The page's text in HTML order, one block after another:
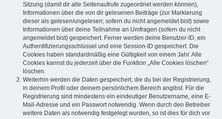
Sitzung (damit dir alle Seitenaufrufe zugeordnet werden können),
Informationen über die von dir gelesenen Beiträge (zur Markierung
dieser als gelesen/ungelesen; sofern du nicht angemeldet bist) sowie
Informationen über deine Teilnahme an Umfragen (sofern du nicht
angemeldet bist) gespeichert. Ferner werden deine Benutzer-ID, ein
Authentifizierungsschlüssel und eine Session-ID gespeichert. Die
Cookies haben standardmäßig eine Gültigkeit von einem Jahr. Alle
Cookies kannst du jederzeit über die Funktion „Alle Cookies löschen“
löschen.
Weiterhin werden die Daten gespeichert, die du bei der Registrierung,
in deinem Profil oder deinem persönlichem Bereich angibst. Für die
Registrierung sind mindestens ein eindeutiger Benutzername, eine E-
Mail-Adresse und ein Passwort notwendig. Wenn durch den Betreiber
weitere Daten als notwendig festgelegt wurden, so ist dies für dich vor